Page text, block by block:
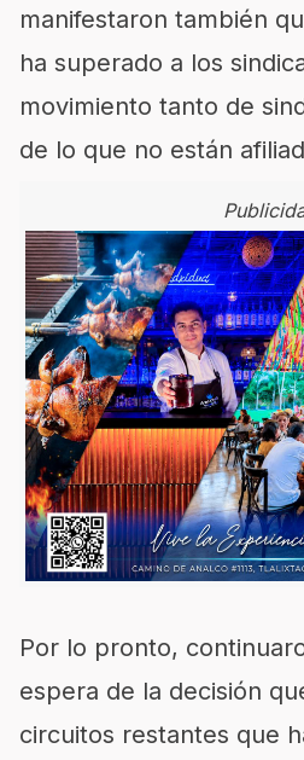
manifestaron también
ha superado a los
movimiento tanto de
de lo que no están
Por lo pronto,
espera de la decisión
circuitos restantes que